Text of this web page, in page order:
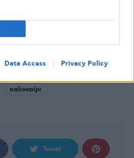
Data Access Privacy Policy
Αντιηλιακό: Κάθε πότε
– Τι είναι το SPF;
καλοκαίρι
Tweet